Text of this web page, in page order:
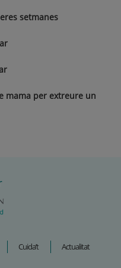
setmanes
mama per extreure un
Cuida’t Actualitat